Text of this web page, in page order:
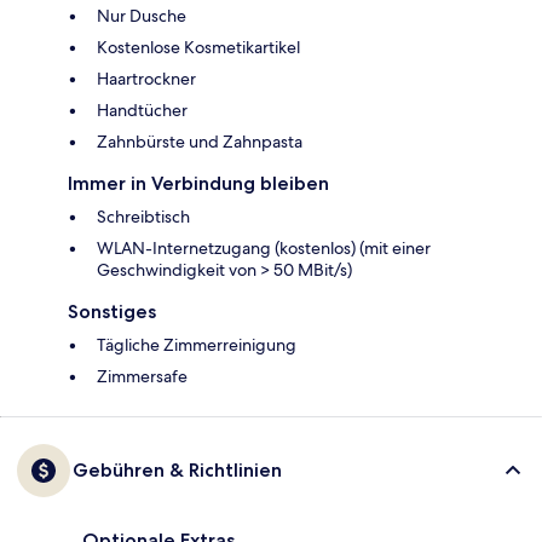
Nur Dusche
Kostenlose Kosmetikartikel
Haartrockner
Handtücher
Zahnbürste und Zahnpasta
Immer in Verbindung bleiben
Schreibtisch
WLAN-Internetzugang (kostenlos) (mit einer
Geschwindigkeit von > 50 MBit/s)
Sonstiges
Tägliche Zimmerreinigung
Zimmersafe
Gebühren & Richtlinien